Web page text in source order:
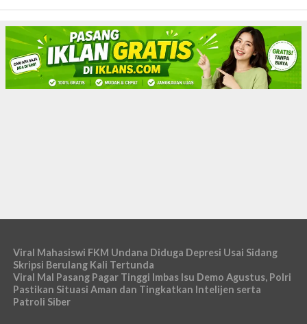
Viral Mahasiswi FKM Undana Diduga Depresi Usai Sidang
Skripsi Berulang Kali Tertunda
Viral Mal Pasang Pagar Tinggi Imbas Isu Demo Agustus, Polri
Pastikan Situasi Aman dan Tingkatkan Intelijen serta
Patroli Siber